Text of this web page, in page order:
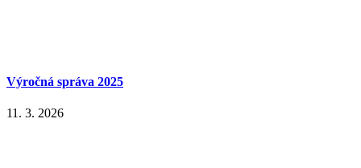
Výročná správa 2025
11. 3. 2026